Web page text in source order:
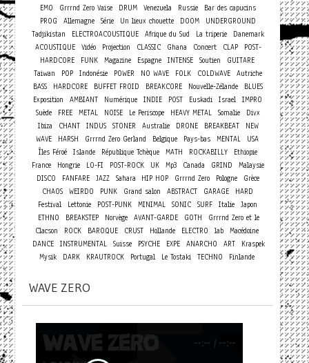
EMO Grrrnd Zero Vaise DRUM Venezuela Russie
Bar des capucins
PROG
Allemagne Série Un lieux chouette DOOM
UNDERGROUND
Tadjikistan
ELECTROACOUSTIQUE Afrique du Sud La triperie
Danemark
ACOUSTIQUE Vidéo Projection CLASSIC Ghana Concert CLAP
POST-
HARDCORE
FUNK Magazine Espagne INTENSE Soutien
GUITARE
Taiwan
POP Indonésie POWER NO WAVE FOLK COLDWAVE
Autriche
BASS
HARDCORE BUFFET FROID BREAKCORE Nouvelle-Zélande
BLUES
Exposition
AMBIANT Numérique INDIE POST Euskadi Israel IMPRO
Suède
FREE METAL NOISE Le Periscope HEAVY METAL Somalie
Divx
Ibiza
CHANT INDUS STONER Australie DRONE BREAKBEAT
NEW
WAVE
HARSH Grrrnd Zero Gerland Belgique Pays-bas MENTAL
USA
Îles Féroé
Islande République Tchèque MATH ROCKABILLY
Ethiopie
France
Hongrie LO-FI POST-ROCK UK Mp3 Canada GRIND
Malaysie
DISCO
FANFARE JAZZ Sahara HIP HOP Grrrnd Zero Pologne
Grèce
CHAOS WEIRDO PUNK Grand salon ABSTRACT GARAGE
HARD
Festival
Lettonie POST-PUNK MINIMAL SONIC SURF Italie Japon
ETHNO
BREAKSTEP Norvège AVANT-GARDE GOTH
Grrrnd Zero et le
Clacson
ROCK BAROQUE CRUST Hollande ELECTRO lab Macédoine
DANCE
INSTRUMENTAL Suisse PSYCHE EXPE ANARCHO ART
Kraspek
Mysik
DARK KRAUTROCK Portugal Le Tostaki TECHNO Finlande
WAVE ZERO